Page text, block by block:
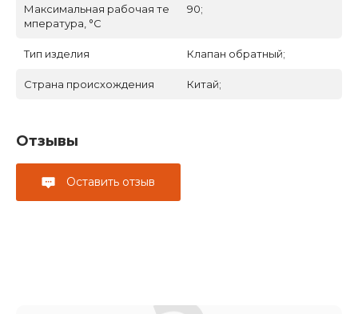
Максимальная рабочая те
мпература, °С
90;
Тип изделия Клапан обратный;
Страна происхождения Китай;
Отзывы
Оставить отзыв